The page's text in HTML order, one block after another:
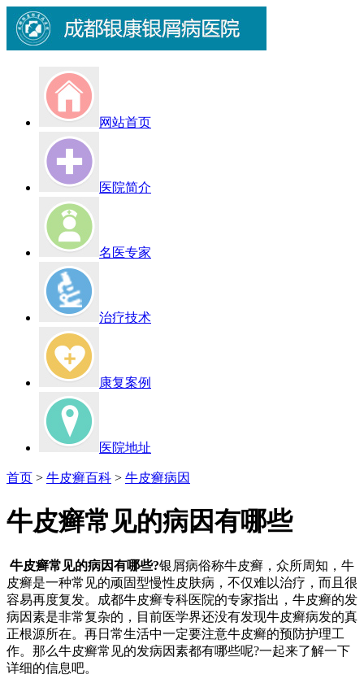
网站首页
医院简介
名医专家
治疗技术
康复案例
医院地址
首页 > 牛皮癣百科 > 牛皮癣病因
牛皮癣常见的病因有哪些
牛皮癣常见的病因有哪些?银屑病俗称牛皮癣，众所周知，牛
皮癣是一种常见的顽固型慢性皮肤病，不仅难以治疗，而且很
容易再度复发。成都牛皮癣专科医院的专家指出，牛皮癣的发
病因素是非常复杂的，目前医学界还没有发现牛皮癣病发的真
正根源所在。再日常生活中一定要注意牛皮癣的预防护理工
作。那么牛皮癣常见的发病因素都有哪些呢?一起来了解一下
详细的信息吧。